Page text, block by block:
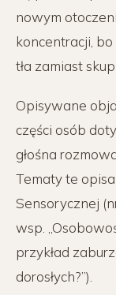
nowym
koncentracji,
tła zamiast
Opisywane
części osób
głośna
Tematy te
Sensorycznej
wsp.
przykład
dorosłych?”).